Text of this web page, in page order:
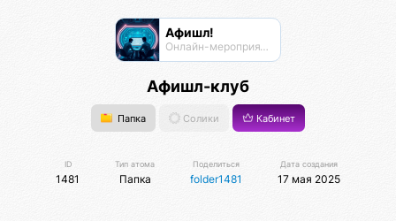
Афишл!
Онлайн-мероприятия Афиста Лаб
Афишл-клуб
Папка Солики Кабинет
ID
1481
Тип атома
Папка
Поделиться
folder1481
Дата создания
17 мая 2025